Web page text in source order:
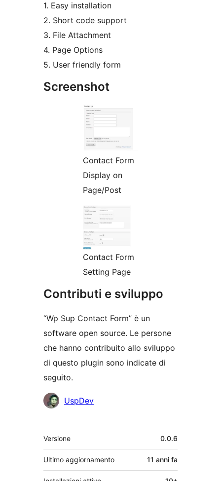
1. Easy installation
2. Short code support
3. File Attachment
4. Page Options
5. User friendly form
Screenshot
Contact Form
Display on
Page/Post
Contact Form
Setting Page
Contributi e sviluppo
“Wp Sup Contact Form” è un
software open source. Le persone
che hanno contribuito allo sviluppo
di questo plugin sono indicate di
seguito.
Collaboratori
UspDev
Meta
Versione 0.0.6
Ultimo aggiornamento 11 anni fa